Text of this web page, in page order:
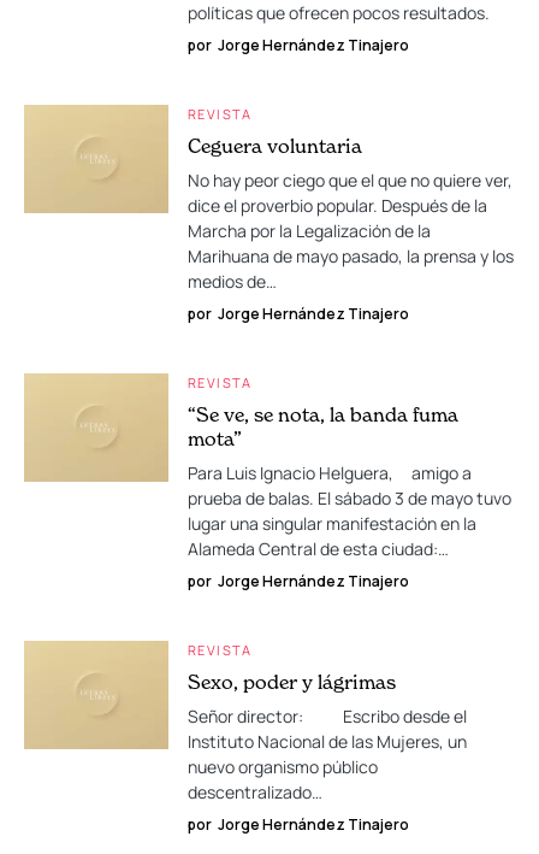
políticas que ofrecen pocos resultados.
por Jorge Hernández Tinajero
REVISTA
Ceguera voluntaria
No hay peor ciego que el que no quiere ver,
dice el proverbio popular. Después de la
Marcha por la Legalización de la
Marihuana de mayo pasado, la prensa y los
medios de…
por Jorge Hernández Tinajero
REVISTA
“Se ve, se nota, la banda fuma
mota”
Para Luis Ignacio Helguera, amigo a
prueba de balas. El sábado 3 de mayo tuvo
lugar una singular manifestación en la
Alameda Central de esta ciudad:…
por Jorge Hernández Tinajero
REVISTA
Sexo, poder y lágrimas
Señor director: Escribo desde el
Instituto Nacional de las Mujeres, un
nuevo organismo público
descentralizado…
por Jorge Hernández Tinajero